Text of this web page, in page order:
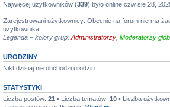
Najwięcej użytkowników (339) było online czw sie 28,
Zarejestrowani użytkownicy: Obecnie na forum nie ma
użytkownika
Legenda – kolory grup: Administratorzy Moderatorzy
URODZINY
Nikt dzisiaj nie obchodzi urodzin
STATYSTYKI
Liczba postów: 21 • Liczba tematów: 10 • Liczba